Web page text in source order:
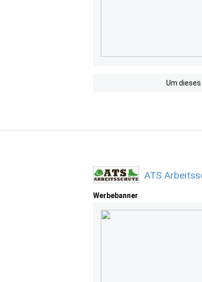
Um
ATS
Werbebanner